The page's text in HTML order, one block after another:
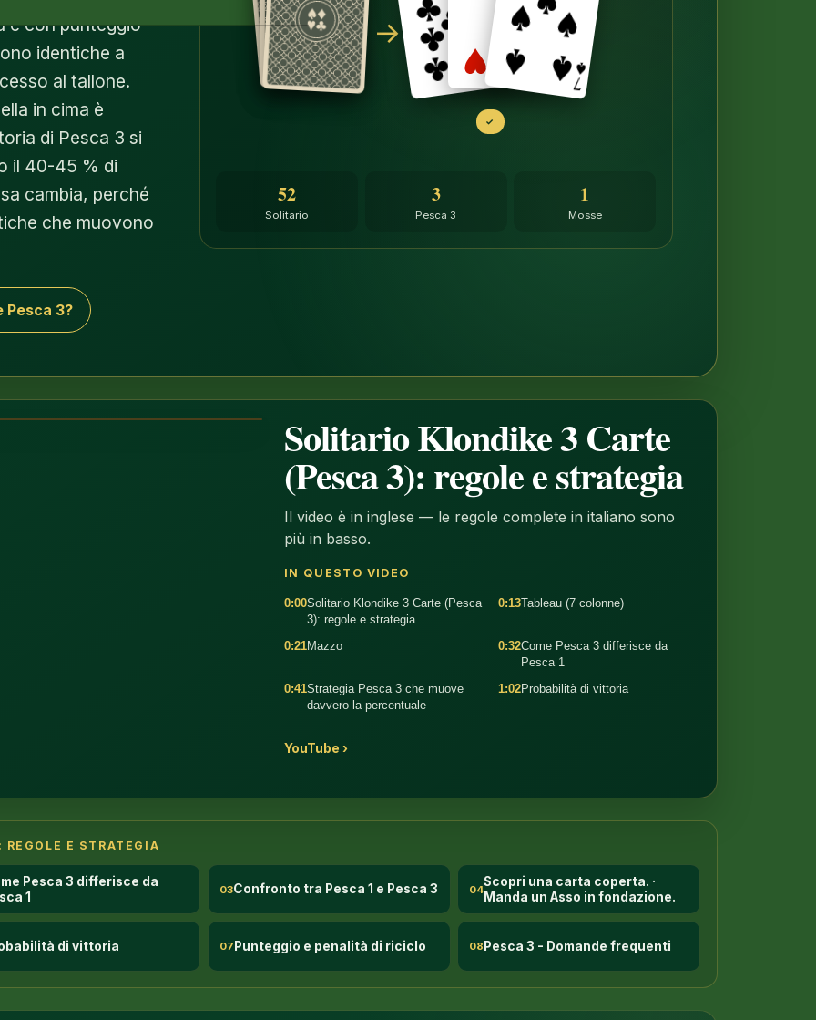
e con punteggio
identiche a
al tallone.
in cima è
di Pesca 3 si
il 40-45 % di
cambia, perché
che muovono
Pesca 3?
→
✓
52
Solitario
3
Pesca 3
1
Mosse
Solitario Klondike 3 Carte
(Pesca 3): regole e strategia
Il video è in inglese — le regole complete in italiano sono
più in basso.
IN QUESTO VIDEO
0:00Solitario Klondike 3 Carte (Pesca
3): regole e strategia
0:13Tableau (7 colonne)
0:21Mazzo 0:32Come Pesca 3 differisce da
Pesca 1
0:41Strategia Pesca 3 che muove
davvero la percentuale
1:02Probabilità di vittoria
YouTube ›
E STRATEGIA
Pesca 3 differisce da
1
03Confronto tra Pesca 1 e Pesca 3 04
Scopri una carta coperta. ·
Manda un Asso in fondazione.
di vittoria 07Punteggio e penalità di riciclo 08Pesca 3 - Domande frequenti